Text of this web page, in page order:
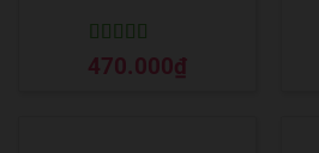
Được xếp
hạng55 sao
470.000₫